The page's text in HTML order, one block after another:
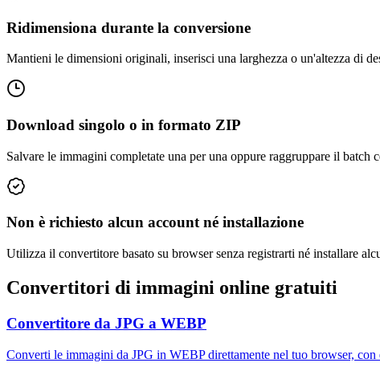
Ridimensiona durante la conversione
Mantieni le dimensioni originali, inserisci una larghezza o un'altezza di
Download singolo o in formato ZIP
Salvare le immagini completate una per una oppure raggruppare il
Non è richiesto alcun account né installazione
Utilizza il convertitore basato su browser senza registrarti né installare
Convertitori di immagini online gratuiti
Convertitore da JPG a WEBP
Converti le immagini da JPG in WEBP direttamente nel tuo browser,